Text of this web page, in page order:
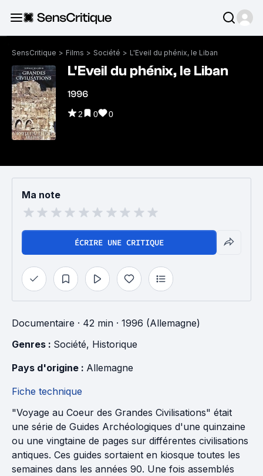
SensCritique > Films > Société > L'Eveil du phénix, le Liban
L'Eveil du phénix, le Liban
1996
2 0 0
Ma note
ÉCRIRE UNE CRITIQUE
Documentaire · 42 min · 1996 (Allemagne)
Genres : Société, Historique
Pays d'origine : Allemagne
Fiche technique
"Voyage au Coeur des Grandes Civilisations" était
une série de Guides Archéologiques d'une quinzaine
ou une vingtaine de pages sur différentes civilisations
antiques. Ces guides sortaient en kiosque toutes les
semaines dans les années 90. Une fois assemblés